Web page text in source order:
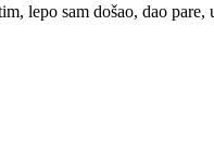
lepo sam došao, dao